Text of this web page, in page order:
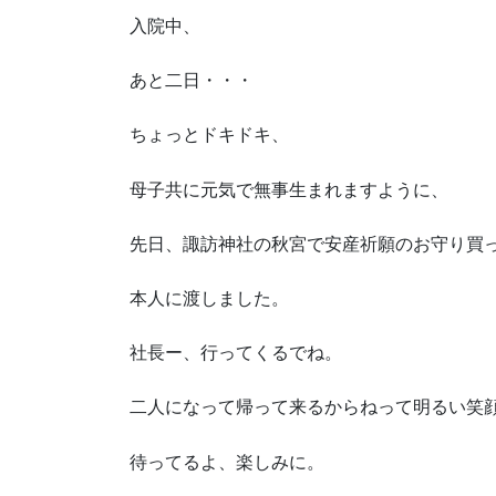
入院中、
あと二日・・・
ちょっとドキドキ、
母子共に元気で無事生まれますように、
先日、諏訪神社の秋宮で安産祈願のお守り買
本人に渡しました。
社長ー、行ってくるでね。
二人になって帰って来るからねって明るい笑
待ってるよ、楽しみに。